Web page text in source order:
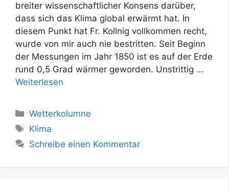
breiter wissenschaftlicher Konsens darüber,
dass sich das Klima global erwärmt hat. In
diesem Punkt hat Fr. Kollnig vollkommen recht,
wurde von mir auch nie bestritten. Seit Beginn
der Messungen im Jahr 1850 ist es auf der Erde
rund 0,5 Grad wärmer geworden. Unstrittig …
Weiterlesen
Kategorien
Wetterkolumne
Schlagwörter
Klima
Schreibe einen Kommentar